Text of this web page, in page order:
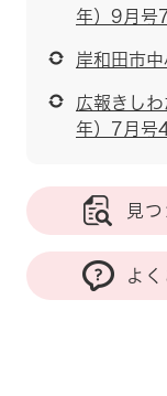
年）9月号
岸和田市
広報きし
年）7月号
見
よ